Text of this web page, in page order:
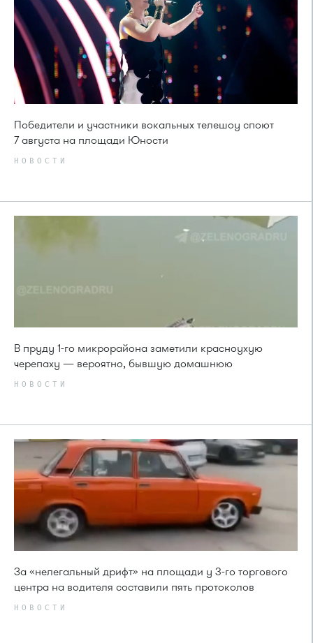
Победители и участники вокальных телешоу споют
7 августа на площади Юности
НОВОСТИ
В пруду 1-го микрорайона заметили красноухую
черепаху — вероятно, бывшую домашнюю
НОВОСТИ
За «нелегальный дрифт» на площади у 3-го торгового
центра на водителя составили пять протоколов
НОВОСТИ